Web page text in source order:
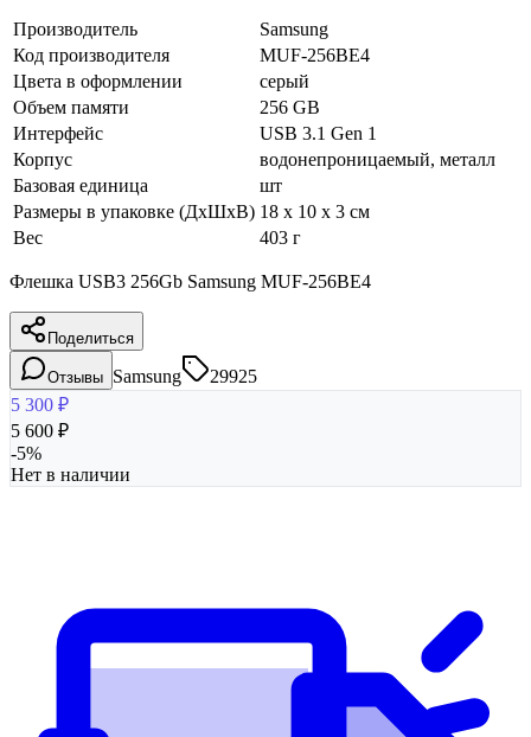
Производитель
Samsung
Код производителя
MUF-256BE4
Цвета в оформлении
серый
Объем памяти
256 GB
Интерфейс
USB 3.1 Gen 1
Корпус
водонепроницаемый, металл
Базовая единица
шт
Размеры в упаковке (ДхШхВ) 18 x 10 x 3 см
Вес
403 г
Флешка USB3 256Gb Samsung MUF-256BE4
Поделиться
Отзывы Samsung
29925
5 300 ₽
5 600 ₽
-5%
Нет в наличии